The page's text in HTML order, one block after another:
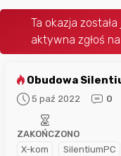
Obudowa
5 paź 2022 0
X-kom SilentiumPC
ZAKOŃCZONO